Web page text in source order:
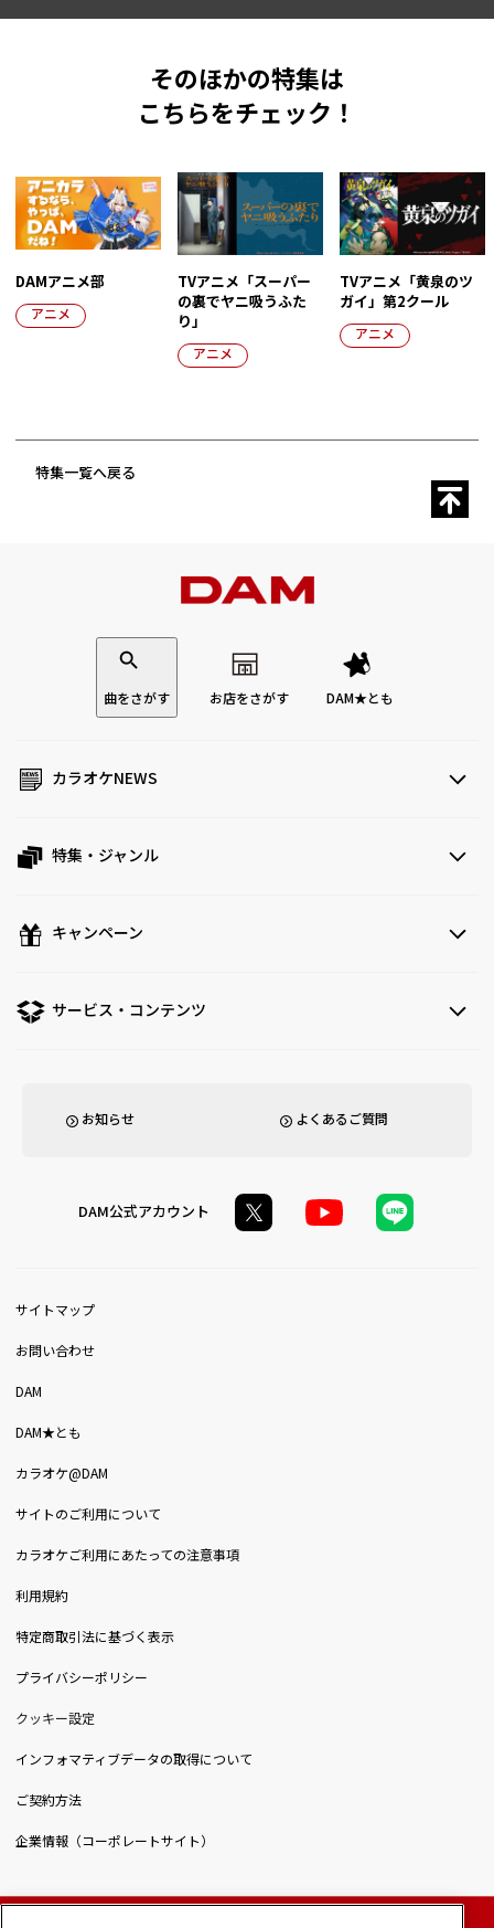
そのほかの特集は
こちらをチェック！
DAMアニメ部
アニメ
TVアニメ「スーパー
の裏でヤニ吸うふた
り」
アニメ
TVアニメ「黄泉のツ
ガイ」第2クール
アニメ
特集一覧へ戻る
曲をさがす お店をさがす DAM★とも
カラオケNEWS
特集・ジャンル
キャンペーン
サービス・コンテンツ
お知らせ よくあるご質問
DAM公式アカウント
サイトマップ
お問い合わせ
DAM
DAM★とも
カラオケ@DAM
サイトのご利用について
カラオケご利用にあたっての注意事項
利用規約
特定商取引法に基づく表示
プライバシーポリシー
クッキー設定
インフォマティブデータの取得について
ご契約方法
企業情報（コーポレートサイト）